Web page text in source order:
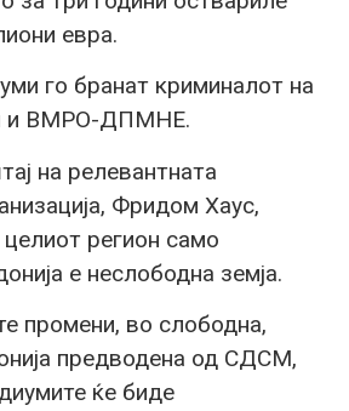
евра.
го бранат криминалoт на
и ВМРО-ДПМНЕ.
на релевантната
Фридом Хаус,
регион само
е неслободна земја.
промени, во слободна,
предводена од СДСМ,
ќе биде